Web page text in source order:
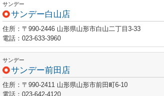
サンデー
サンデー白山店
住所：〒990-2446 山形県山形市白山二丁目3-33
電話：023-633-3960
サンデー
サンデー前田店
住所：〒990-2411 山形県山形市前田町6-10
電話：023-642-4120